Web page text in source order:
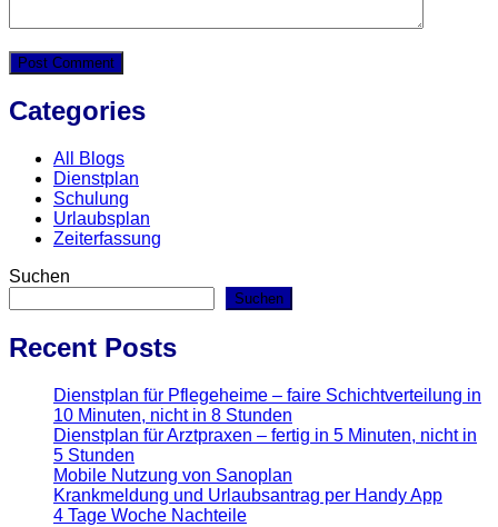
Categories
All Blogs
Dienstplan
Schulung
Urlaubsplan
Zeiterfassung
Suchen
Suchen
Recent Posts
Dienstplan für Pflegeheime – faire Schichtverteilung in
10 Minuten, nicht in 8 Stunden
Dienstplan für Arztpraxen – fertig in 5 Minuten, nicht in
5 Stunden
Mobile Nutzung von Sanoplan
Krankmeldung und Urlaubsantrag per Handy App
4 Tage Woche Nachteile